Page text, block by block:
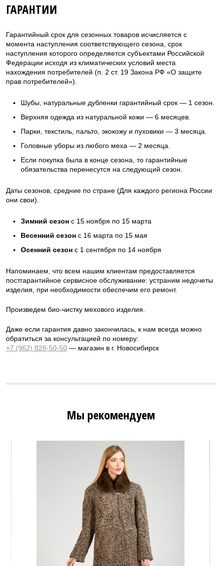
ГАРАНТИИ
Гарантийный срок для сезонных товаров исчисляется с
момента наступления соответствующего сезона, срок
наступления которого определяется субъектами Российской
Федерации исходя из климатических условий места
нахождения потребителей (п. 2 ст. 19 Закона РФ «О защите
прав потребителей»).
Шубы, натуральные дубленки гарантийный срок — 1 сезон.
Верхняя одежда из натуральной кожи — 6 месяцев.
Парки, текстиль, пальто, экокожу и пуховики — 3 месяца.
Головные уборы из любого меха — 2 месяца.
Если покупка была в конце сезона, то гарантийные
обязательства перенесутся на следующий сезон.
Даты сезонов, средние по стране (Для каждого региона России
они свои).
Зимний сезон с 15 ноября по 15 марта
Весенний сезон с 16 марта по 15 мая
Осенний сезон с 1 сентября по 14 ноября
Напоминаем, что всем нашим клиентам предоставляется
постгарантийное сервисное обслуживание: устраним недочеты
изделия, при необходимости обеспечим его ремонт.
Произведем био-чистку мехового изделия.
Даже если гарантия давно закончилась, к нам всегда можно
обратиться за консультацией по номеру:
+7 (962) 828-50-50 — магазин в г. Новосибирск
Мы рекомендуем